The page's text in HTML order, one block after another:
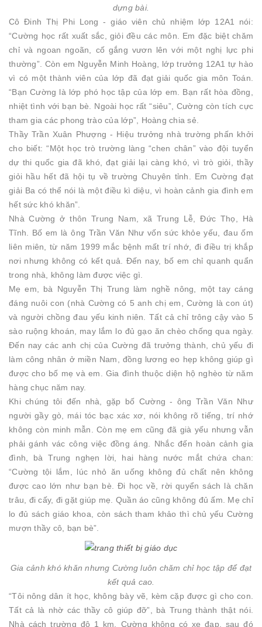
dựng bài.
Cô Đinh Thị Phi Long - giáo viên chủ nhiệm lớp 12A1 nói:
“Cường học rất xuất sắc, giỏi đều các môn. Em đặc biệt chăm
chỉ và ngoan ngoãn, cố gắng vươn lên với một nghị lực phi
thường”. Còn em Nguyễn Minh Hoàng, lớp trưởng 12A1 tự hào
vì có một thành viên của lớp đã đạt giải quốc gia môn Toán.
“Bạn Cường là lớp phó học tập của lớp em. Bạn rất hòa đồng,
nhiệt tình với bạn bè. Ngoài học rất “siêu”, Cường còn tích cực
tham gia các phong trào của lớp”, Hoàng chia sẻ.
Thầy Trần Xuân Phượng - Hiệu trưởng nhà trường phấn khởi
cho biết: “Một học trò trường làng “chen chân” vào đội tuyển
dự thi quốc gia đã khó, đạt giải lại càng khó, vì trò giỏi, thầy
giỏi hầu hết đã hội tụ về trường Chuyên tỉnh. Em Cường đạt
giải Ba có thể nói là một điều kì diệu, vì hoàn cảnh gia đình em
hết sức khó khăn”.
Nhà Cường ở thôn Trung Nam, xã Trung Lễ, Đức Thọ, Hà
Tĩnh. Bố em là ông Trần Văn Như vốn sức khỏe yếu, đau ốm
liên miên, từ năm 1999 mắc bệnh mất trí nhớ, đi điều trị khắp
nơi nhưng không có kết quả. Đến nay, bố em chỉ quanh quẩn
trong nhà, không làm được việc gì.
Mẹ em, bà Nguyễn Thị Trung làm nghề nông, một tay cáng
đáng nuôi con (nhà Cường có 5 anh chị em, Cường là con út)
và người chồng đau yếu kinh niên. Tất cả chỉ trông cậy vào 5
sào ruộng khoán, may lắm lo đủ gạo ăn chèo chống qua ngày.
Đến nay các anh chị của Cường đã trưởng thành, chủ yếu đi
làm công nhân ở miền Nam, đồng lương eo hẹp không giúp gì
được cho bố mẹ và em. Gia đình thuộc diện hộ nghèo từ năm
hàng chục năm nay.
Khi chúng tôi đến nhà, gặp bố Cường - ông Trần Văn Như
người gầy gò, mái tóc bạc xác xơ, nói không rõ tiếng, trí nhớ
không còn minh mẫn. Còn mẹ em cũng đã già yếu nhưng vẫn
phải gánh vác công việc đồng áng. Nhắc đến hoàn cảnh gia
đình, bà Trung nghẹn lời, hai hàng nước mắt chứa chan:
“Cường tội lắm, lúc nhỏ ăn uống không đủ chất nên không
được cao lớn như bạn bè. Đi học về, rời quyển sách là chăn
trâu, đi cấy, đi gặt giúp mẹ. Quần áo cũng không đủ ấm. Mẹ chỉ
lo đủ sách giáo khoa, còn sách tham khảo thì chủ yếu Cường
mượn thầy cô, bạn bè”.
Gia cảnh khó khăn nhưng Cường luôn chăm chỉ học tập để đạt
kết quả cao.
“Tôi nông dân ít học, không bày vẽ, kèm cặp được gì cho con.
Tất cả là nhờ các thầy cô giúp đỡ”, bà Trung thành thật nói.
Nhà cách trường độ 1 km, Cường không có xe đạp, sau đó